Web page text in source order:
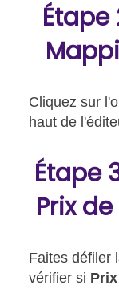
Étape
Cliquez sur
haut de
Étape
Prix
Faites défiler
vérifier si